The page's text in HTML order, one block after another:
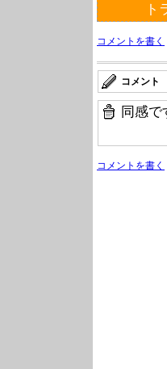
ト
コメントを書く
コメント
同感で
コメントを書く